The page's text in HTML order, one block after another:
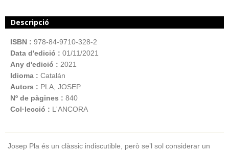
Descripció
ISBN : 978-84-9710-328-2
Data d'edició : 01/11/2021
Any d'edició : 2021
Idioma : Catalán
Autors : PLA, JOSEP
Nº de pàgines : 840
Col·lecció : L'ANCORA
Josep Pla és un clàssic indiscutible, però se’l sol considerar un